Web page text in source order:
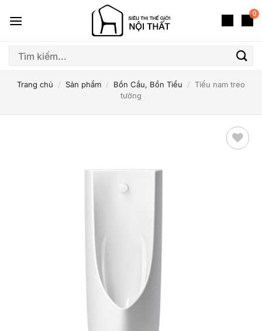
qua
dung
0
Tìm
Trang chủ / Sản phẩm / Bồn Cầu, Bồn Tiểu / Tiểu nam treo
tường